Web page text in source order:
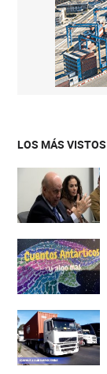
LOS MÁS VISTOS